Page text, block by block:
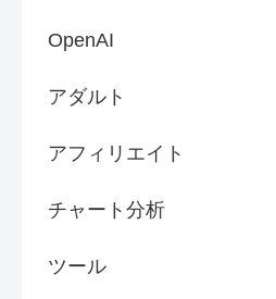
OpenAI
アダルト
アフィリエイト
チャート分析
ツール